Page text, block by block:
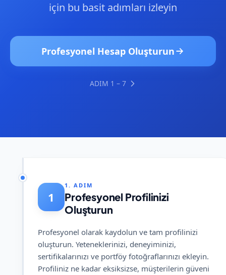
için bu basit adımları izleyin
Profesyonel Hesap Oluşturun
ADIM 1 – 7
1
1. ADIM
Profesyonel Profilinizi
Oluşturun
Profesyonel olarak kaydolun ve tam profilinizi
oluşturun. Yeteneklerinizi, deneyiminizi,
sertifikalarınızı ve portföy fotoğraflarınızı ekleyin.
Profiliniz ne kadar eksiksizse, müşterilerin güveni